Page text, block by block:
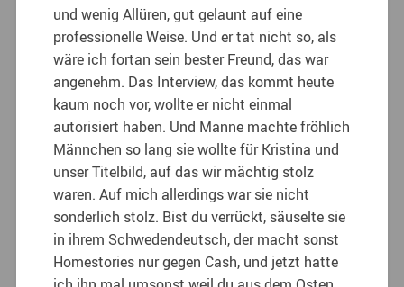
und wenig Allüren, gut gelaunt auf eine
professionelle Weise. Und er tat nicht so, als
wäre ich fortan sein bester Freund, das war
angenehm. Das Interview, das kommt heute
kaum noch vor, wollte er nicht einmal
autorisiert haben. Und Manne machte fröhlich
Männchen so lang sie wollte für Kristina und
unser Titelbild, auf das wir mächtig stolz
waren. Auf mich allerdings war sie nicht
sonderlich stolz. Bist du verrückt, säuselte sie
in ihrem Schwedendeutsch, der macht sonst
Homestories nur gegen Cash, und jetzt hatte